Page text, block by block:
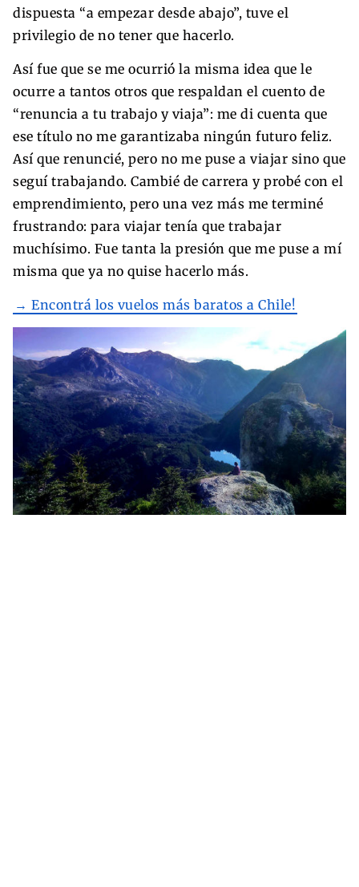
dispuesta “a empezar desde abajo”, tuve el
privilegio de no tener que hacerlo.
Así fue que se me ocurrió la misma idea que le
ocurre a tantos otros que respaldan el cuento de
“renuncia a tu trabajo y viaja”: me di cuenta que
ese título no me garantizaba ningún futuro feliz.
Así que renuncié, pero no me puse a viajar sino que
seguí trabajando. Cambié de carrera y probé con el
emprendimiento, pero una vez más me terminé
frustrando: para viajar tenía que trabajar
muchísimo. Fue tanta la presión que me puse a mí
misma que ya no quise hacerlo más.
→ Encontrá los vuelos más baratos a Chile!